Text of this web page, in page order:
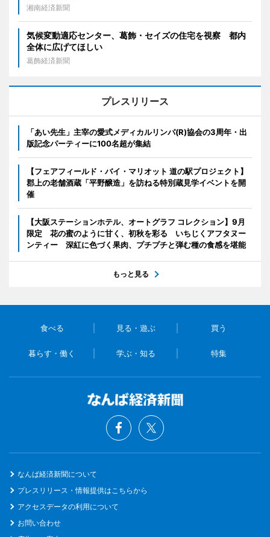
湘南経済新聞
気候変動適応センター、葛飾・セイズの住宅を視察 都内
全体に広げてほしい
葛飾経済新聞
プレスリリース
「あい先生」主宰の愛式メディカルリンパ(R)協会の3周年・出
版記念パーティーに100名超が集結
【フェアフィールド・バイ・マリオット 道の駅プロジェクト】
郡上の老舗酒蔵「平野醸造」を訪ねる特別蔵見学イベントを開
催
【大阪ステーションホテル、オートグラフ コレクション】9月
限定 花の蜜のように甘く、初秋を彩る いちじくアフタヌー
ンティー 深紅に色づく果肉、プチプチと弾む種の食感を堪能
もっと見る
食べる 見る・遊ぶ 買う
暮らす・働く 学ぶ・知る 特集
なんば経済新聞について
プレスリリース・情報提供はこちらから
アクセスデータの利用について
お問い合わせ